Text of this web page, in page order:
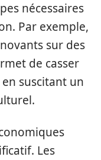
nécessaires
Par exemple,
sur des
de casser
suscitant un
Les